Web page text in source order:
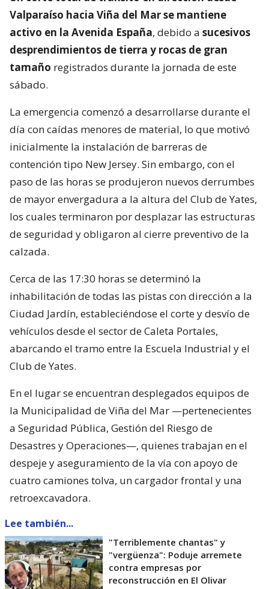
Valparaíso hacia Viña del Mar se mantiene
activo en la Avenida España, debido a sucesivos
desprendimientos de tierra y rocas de gran
tamaño registrados durante la jornada de este
sábado.
La emergencia comenzó a desarrollarse durante el
día con caídas menores de material, lo que motivó
inicialmente la instalación de barreras de
contención tipo New Jersey. Sin embargo, con el
paso de las horas se produjeron nuevos derrumbes
de mayor envergadura a la altura del Club de Yates,
los cuales terminaron por desplazar las estructuras
de seguridad y obligaron al cierre preventivo de la
calzada.
Cerca de las 17:30 horas se determinó la
inhabilitación de todas las pistas con dirección a la
Ciudad Jardín, estableciéndose el corte y desvío de
vehículos desde el sector de Caleta Portales,
abarcando el tramo entre la Escuela Industrial y el
Club de Yates.
En el lugar se encuentran desplegados equipos de
la Municipalidad de Viña del Mar —pertenecientes
a Seguridad Pública, Gestión del Riesgo de
Desastres y Operaciones—, quienes trabajan en el
despeje y aseguramiento de la vía con apoyo de
cuatro camiones tolva, un cargador frontal y una
retroexcavadora.
Lee también...
"Terriblemente chantas" y
"vergüenza": Poduje arremete
contra empresas por
reconstrucción en El Olivar